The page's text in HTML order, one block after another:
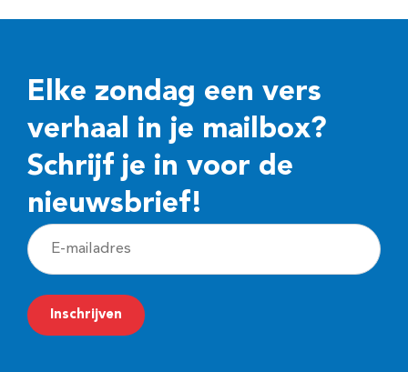
Elke zondag een vers
verhaal in je mailbox?
Schrijf je in voor de
nieuwsbrief!
E
-
m
a
Inschrijven